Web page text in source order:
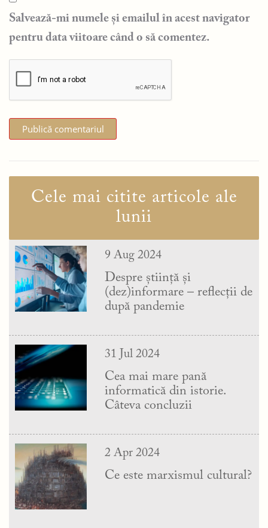
Salvează-mi numele și emailul în acest navigator
pentru data viitoare când o să comentez.
Cele mai citite articole ale
lunii
9 Aug 2024
Despre știință și
(dez)informare – reflecții de
după pandemie
31 Jul 2024
Cea mai mare pană
informatică din istorie.
Câteva concluzii
2 Apr 2024
Ce este marxismul cultural?